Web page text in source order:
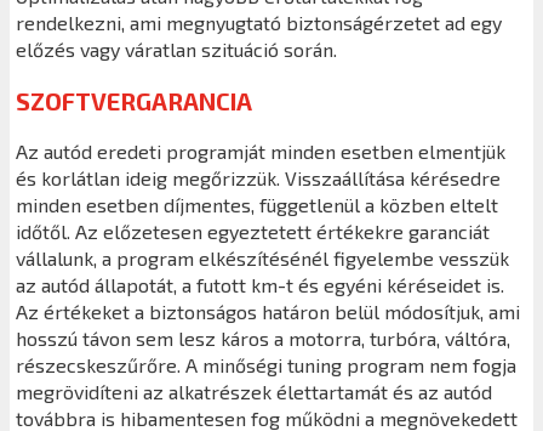
rendelkezni, ami megnyugtató biztonságérzetet ad egy
előzés vagy váratlan szituáció során.
SZOFTVERGARANCIA
Az autód eredeti programját minden esetben elmentjük
és korlátlan ideig megőrizzük. Visszaállítása kérésedre
minden esetben díjmentes, függetlenül a közben eltelt
időtől. Az előzetesen egyeztetett értékekre garanciát
vállalunk, a program elkészítésénél figyelembe vesszük
az autód állapotát, a futott km-t és egyéni kéréseidet is.
Az értékeket a biztonságos határon belül módosítjuk, ami
hosszú távon sem lesz káros a motorra, turbóra, váltóra,
részecskeszűrőre. A minőségi tuning program nem fogja
megrövidíteni az alkatrészek élettartamát és az autód
továbbra is hibamentesen fog működni a megnövekedett